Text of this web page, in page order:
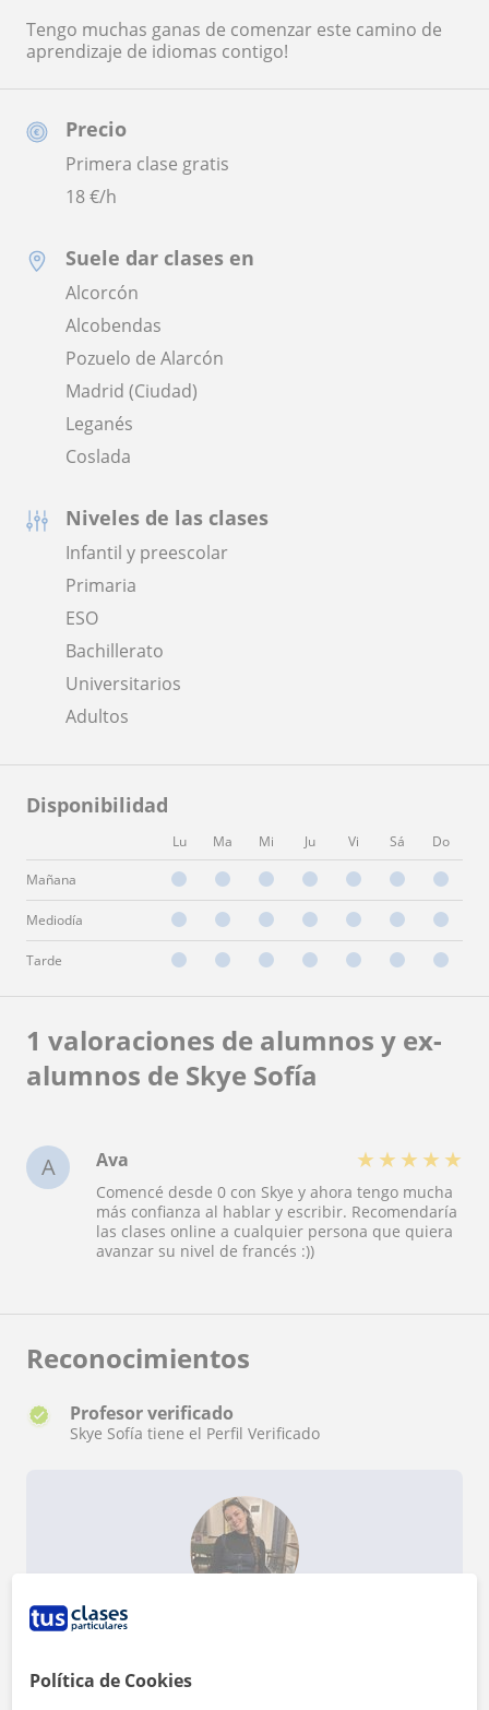
Precio
Primera clase gratis
18€/h
Suele dar clases en
Alcorcón
Alcobendas
Pozuelo de Alarcón
Madrid (Ciudad)
Leganés
Coslada
Niveles de las clases
Infantil y preescolar
Primaria
ESO
Bachillerato
Universitarios
Adultos
Disponibilidad
Lu Ma Mi Ju Vi Sá Do
Mañana
Mediodía
Tarde
Tengo muchas ganas de comenzar este camino de
aprendizaje de idiomas contigo!
1 valoraciones de alumnos y ex-
alumnos de Skye Sofía
A Ava ★ ★ ★ ★ ★
Comencé desde 0 con Skye y ahora tengo mucha
más confianza al hablar y escribir. Recomendaría
las clases online a cualquier persona que quiera
avanzar su nivel de francés :))
Reconocimientos
Profesor verificado
Skye Sofía tiene el Perfil Verificado
¿Quieres saber más de Skye Sofía?
★
Política de Cookies